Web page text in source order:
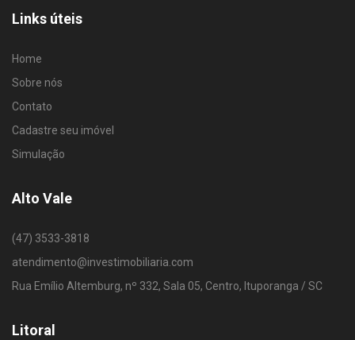
Links úteis
Home
Sobre nós
Contato
Cadastre seu imóvel
Simulação
Alto Vale
(47) 3533-3818
atendimento@investimobiliaria.com
Rua Emílio Altemburg, nº 332, Sala 05, Centro, Ituporanga / SC
Litoral